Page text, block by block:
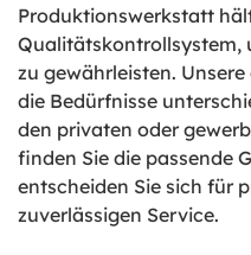
Produktionswerkstatt
Qualitätskontrollsystem,
zu gewährleisten.
die Bedürfnisse
den privaten oder
finden Sie die passende
entscheiden Sie sich für
zuverlässigen Service.